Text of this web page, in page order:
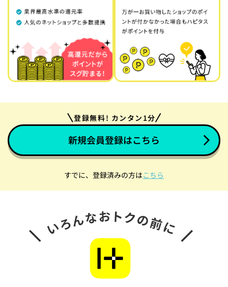
登録無料! カンタン1分
新規会員登録はこちら
すでに、登録済みの方はこちら